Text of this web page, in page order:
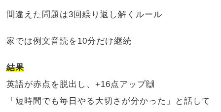
間違えた問題は3回繰り返し解くルール
家では例文音読を10分だけ継続
結果
英語が赤点を脱出し、+16点アップ🙌
「短時間でも毎日やる大切さが分かった」と話して